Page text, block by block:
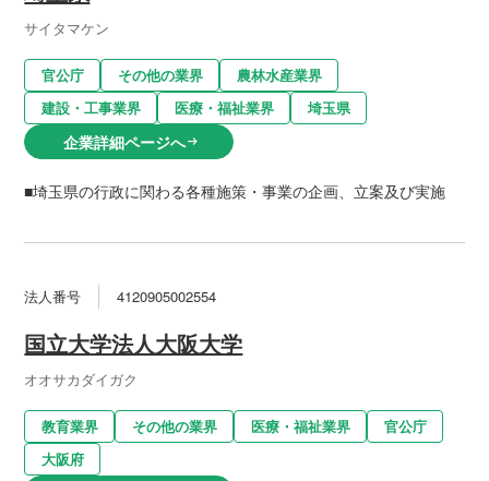
サイタマケン
官公庁 その他の業界
農林水産業界
建設・工事業界
医療・福祉業界 埼玉県
企業詳細ページへarrow_right_alt
■埼玉県の行政に関わる各種施策・事業の企画、立案及び実施
法人番号 4120905002554
国立大学法人大阪大学
オオサカダイガク
教育業界 その他の業界 医療・福祉業界
官公庁
大阪府